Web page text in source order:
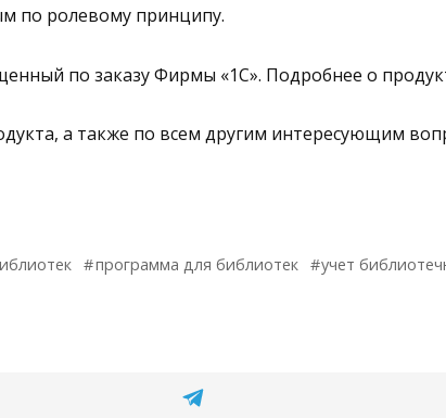
по ролевому принципу.
по заказу Фирмы «1С». Подробнее о
а также по всем другим интересующим
программа для библиотек учет